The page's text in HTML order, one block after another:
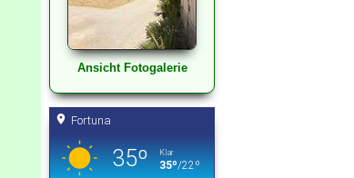
Ansicht Fotogalerie